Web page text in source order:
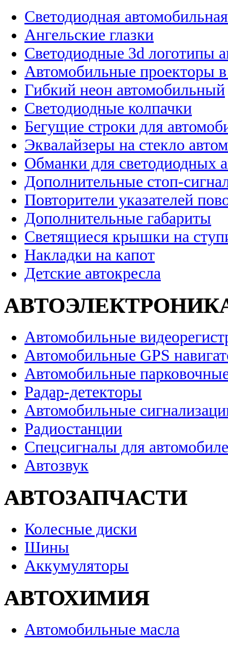
Светодиодная
Ангельские глазки
Светодиодные 3d логотипы
Автомобильные проекторы
Гибкий неон автомобильный
Светодиодные колпачки
Бегущие строки для
Эквалайзеры на стекло
Обманки для светодиодных
Дополнительные стоп-
Повторители указателей
Дополнительные габариты
Светящиеся крышки на
Накладки на капот
Детские автокресла
Автомобильные
Автомобильные GPS
Автомобильные
Радар-детекторы
Автомобильные
Радиостанции
Спецсигналы для
Автозвук
АВТОЗАПЧАСТИ
Колесные диски
Шины
Аккумуляторы
АВТОХИМИЯ
Автомобильные масла